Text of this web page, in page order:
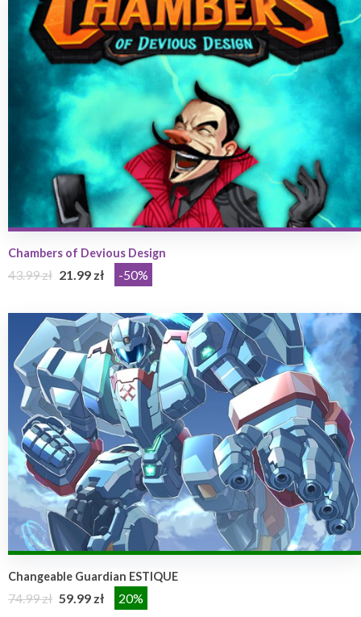
Chambers of Devious Design
43.99 zł 21.99 zł -50%
Changeable Guardian ESTIQUE
74.99 zł 59.99 zł 20%